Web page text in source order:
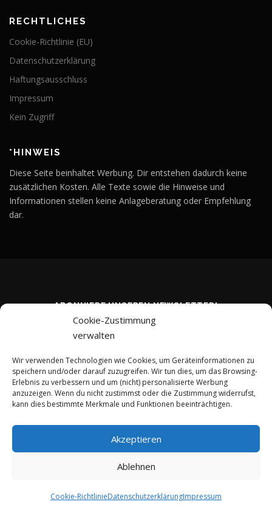
Cookie-Zustimmung
verwalten
Wir verwenden Technologien wie Cookies, um Geräteinformationen zu
speichern und/oder darauf zuzugreifen. Wir tun dies, um das Browsing-
Erlebnis zu verbessern und um (nicht) personalisierte Werbung
anzuzeigen. Wenn du nicht zustimmst oder die Zustimmung widerrufst,
kann dies bestimmte Merkmale und Funktionen beeinträchtigen.
Akzeptieren
Ablehnen
Cookie-RichtlinieDatenschutzerklärungImpressum
RECHTLICHES
Cookie-Richtlinie (EU)
Datenschutzerklärung
Haftungsausschluss
Impressum
Kein Zugriff
*HINWEIS
Diese Seite beinhaltet Werbung. Dir entstehen dadurch keine
zusätzlichen Kosten. Alle Texte sowie die Hinweise und
Informationen stellen keine Anlageberatung oder Empfehlung
dar.
ABONNIERE UNSEREN NEWSLETTER!